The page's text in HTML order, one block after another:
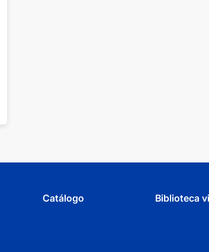
Catálogo Biblioteca